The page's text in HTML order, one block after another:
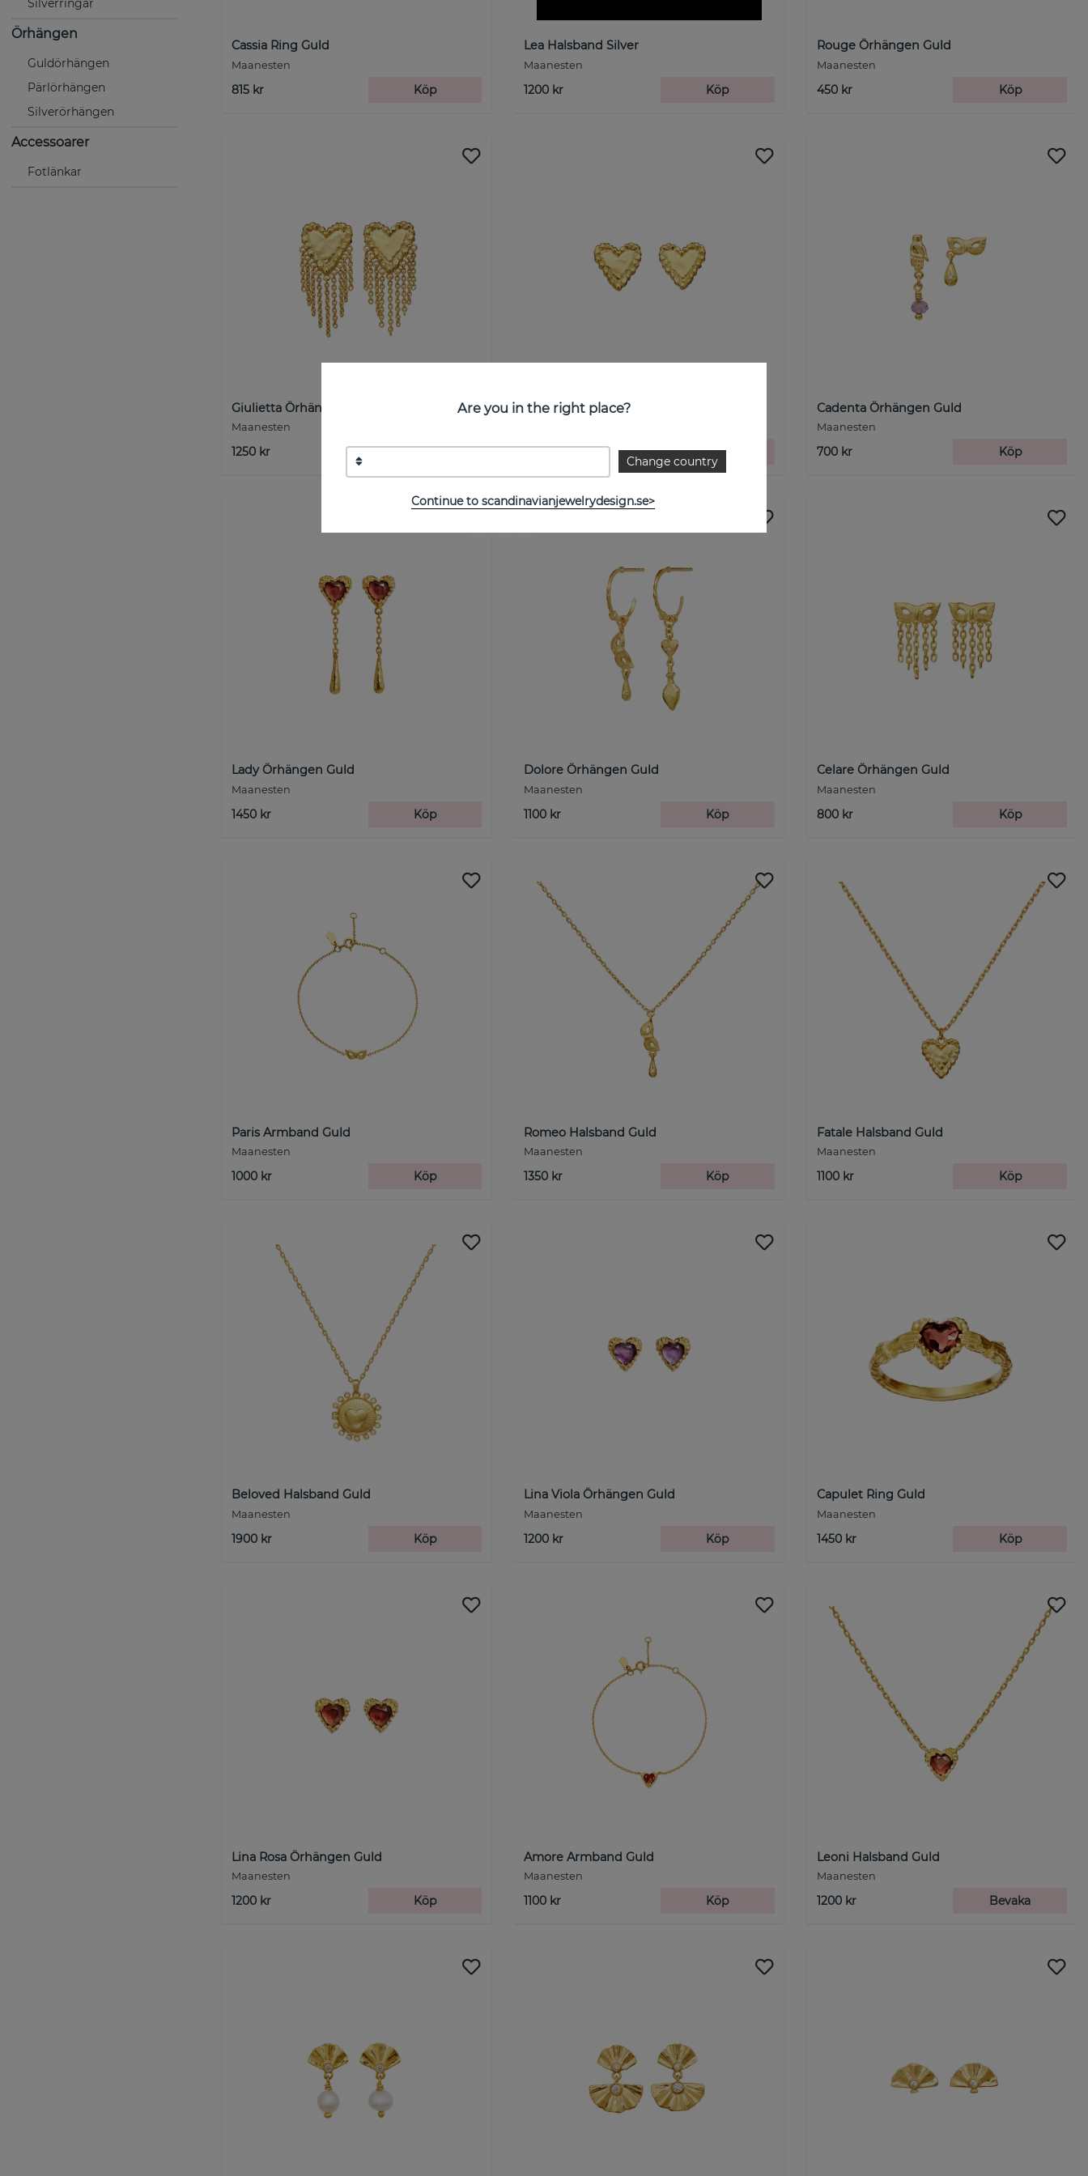
Silverringar
Örhängen
Guldörhängen
Pärlörhängen
Silverörhängen
Accessoarer
Fotlänkar
Cassia Ring Guld
Maanesten
815 kr Köp
Lea Halsband Silver
Maanesten
1200 kr Köp
Rouge Örhängen Guld
Maanesten
450 kr Köp
Giulietta Örhängen Guld
Maanesten
1250 kr Köp
Julie Örhängen Guld
800 kr Köp
Cadenta Örhängen Guld
Maanesten
700 kr Köp
Lady Örhängen Guld
Maanesten
1450 kr Köp
Dolore Örhängen Guld
Maanesten
1100 kr Köp
Celare Örhängen Guld
Maanesten
800 kr Köp
Paris Armband Guld
Maanesten
1000 kr Köp
Romeo Halsband Guld
Maanesten
1350 kr Köp
Fatale Halsband Guld
Maanesten
1100 kr Köp
Beloved Halsband Guld
Maanesten
1900 kr Köp
Lina Viola Örhängen Guld
Maanesten
1200 kr Köp
Capulet Ring Guld
Maanesten
1450 kr Köp
Lina Rosa Örhängen Guld
Maanesten
1200 kr Köp
Amore Armband Guld
Maanesten
1100 kr Köp
Leoni Halsband Guld
Maanesten
1200 kr Bevaka
Are you in the right place?
Change country
Continue to scandinavianjewelrydesign.se>